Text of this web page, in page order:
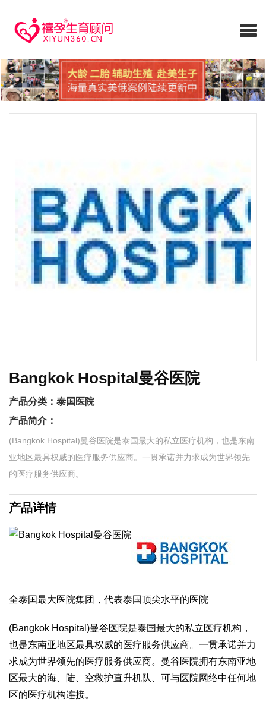
Bangkok Hospital曼谷医院
产品分类： 泰国医院
产品简介：
(Bangkok Hospital)曼谷医院是泰国最大的私立医疗机构，也是东南
亚地区最具权威的医疗服务供应商。一贯承诺并力求成为世界领先
的医疗服务供应商。
产品详情
全泰国最大医院集团，代表泰国顶尖水平的医院
(Bangkok Hospital)曼谷医院是泰国最大的私立医疗机构，
也是东南亚地区最具权威的医疗服务供应商。一贯承诺并力
求成为世界领先的医疗服务供应商。曼谷医院拥有东南亚地
区最大的海、陆、空救护直升机队、可与医院网络中任何地
区的医疗机构连接。